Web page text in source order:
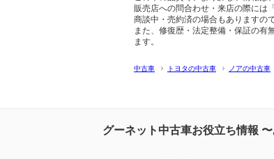
販売店への問合わせ・来店の際には
商談中・売約済の場合もありますの
また、修復歴・法定整備・保証の有
ます。
中古車 トヨタの中古車 ノアの中古車
グーネット中古車お役立ち情報